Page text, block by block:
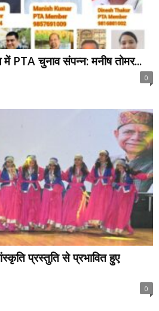
चुनाव संपन्न: मनीष तोमर...
0
प्रस्तुति से प्रभावित हुए
0